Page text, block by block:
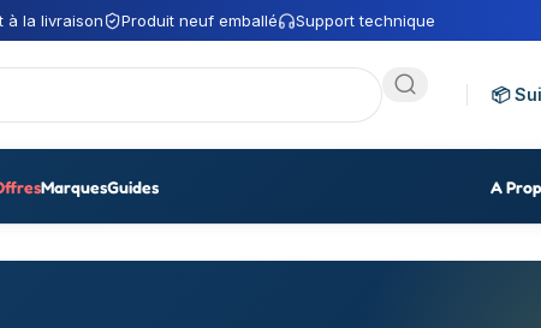
à la livraison Produit neuf emballé Support technique
📦
MarquesGuides A